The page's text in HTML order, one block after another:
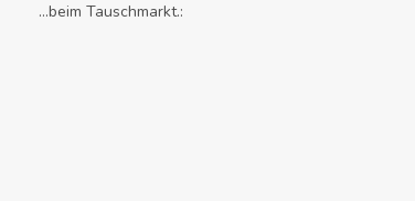
...beim Tauschmarkt.: